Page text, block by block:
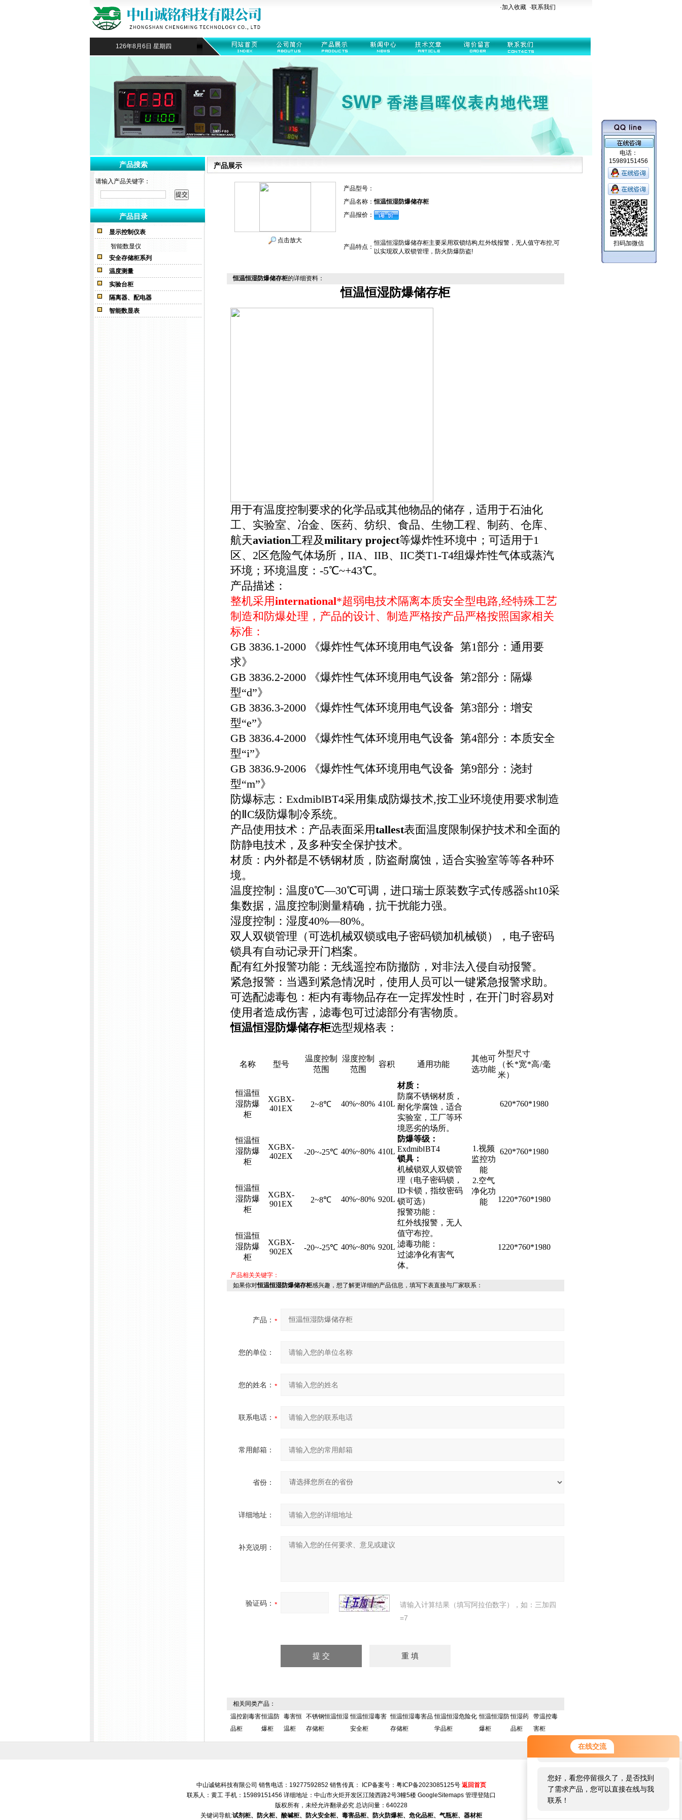
在线交流
您好！欢迎前来咨询，很高兴为您
服务，请问您要咨询什么问题呢？
您好，看您停留很久了，是否找到
了需求产品，您可以直接在线与我
联系！
·加入收藏 ·联系我们
126年8月6日 星期四
产品搜索
请输入产品关键字：
产品目录
显示控制仪表
智能数显仪
安全存储柜系列
温度测量
实验台柜
隔离器、配电器
智能数显表
产品展示
点击放大
产品型号：
产品名称：恒温恒湿防爆储存柜
产品报价：
产品特点：
恒温恒湿防爆储存柜主要采用双锁结构,红外线报警，无人值守布控,可
以实现双人双锁管理，防火防爆防盗!
恒温恒湿防爆储存柜的详细资料：
恒温恒湿防爆储存柜
用于有温度控制要求的化学品或其他物品的储存，适用于石油化
工、实验室、冶金、医药、纺织、食品、生物工程、制药、仓库、
航天aviation工程及military project等爆炸性环境中；可适用于1
区、2区危险气体场所，IIA、IIB、IIC类T1-T4组爆炸性气体或蒸汽
环境；环境温度：-5℃~+43℃。
产品描述：
整机采用international*超弱电技术隔离本质安全型电路,经特殊工艺
制造和防爆处理，产品的设计、制造严格按产品严格按照国家相关
标准：
GB 3836.1-2000 《爆炸性气体环境用电气设备 第1部分：通用要
求》
GB 3836.2-2000 《爆炸性气体环境用电气设备 第2部分：隔爆
型“d”》
GB 3836.3-2000 《爆炸性气体环境用电气设备 第3部分：增安
型“e”》
GB 3836.4-2000 《爆炸性气体环境用电气设备 第4部分：本质安全
型“i”》
GB 3836.9-2006 《爆炸性气体环境用电气设备 第9部分：浇封
型“m”》
防爆标志：Exdmib‖BT4采用集成防爆技术,按工业环境使用要求制造
的ⅡC级防爆制冷系统。
产品使用技术：产品表面采用tallest表面温度限制保护技术和全面的
防静电技术，及多种安全保护技术。
材质：内外都是不锈钢材质，防盗耐腐蚀，适合实验室等等各种环
境。
温度控制：温度0℃—30℃可调，进口瑞士原装数字式传感器sht10采
集数据，温度控制测量精确，抗干扰能力强。
湿度控制：湿度40%—80%。
双人双锁管理（可选机械双锁或电子密码锁加机械锁），电子密码
锁具有自动记录开门档案。
配有红外报警功能：无线遥控布防撤防，对非法入侵自动报警。
紧急报警：当遇到紧急情况时，使用人员可以一键紧急报警求助。
可选配滤毒包：柜内有毒物品存在一定挥发性时，在开门时容易对
使用者造成伤害，滤毒包可过滤部分有害物质。
恒温恒湿防爆储存柜选型规格表：
名称 型号
温度控制
范围
湿度控制
范围
容积 通用功能
其他可
选功能
外型尺寸
（长*宽*高/毫
米）
恒温恒
湿防爆
柜
XGBX-
401EX
2~8℃ 40%~80% 410L
材质：
防腐不锈钢材质，
耐化学腐蚀，适合
实验室，工厂等环
境恶劣的场所。
防爆等级：
Exdmib‖BT4
锁具：
机械锁双人双锁管
理（电子密码锁，
ID卡锁，指纹密码
锁可选）
报警功能：
红外线报警，无人
值守布控。
滤毒功能：
过滤净化有害气
体。
1.视频
监控功
能
2.空气
净化功
能
620*760*1980
恒温恒
湿防爆
柜
XGBX-
402EX
-20~-25℃ 40%~80% 410L 620*760*1980
恒温恒
湿防爆
柜
XGBX-
901EX
2~8℃ 40%~80% 920L 1220*760*1980
恒温恒
湿防爆
柜
XGBX-
902EX
-20~-25℃ 40%~80% 920L 1220*760*1980
产品相关关键字：
如果你对恒温恒湿防爆储存柜感兴趣，想了解更详细的产品信息，填写下表直接与厂家联系：
产品：
您的单位：
您的姓名：
联系电话：
常用邮箱：
省份：
详细地址：
补充说明：
验证码：
请输入计算结果（填写阿拉伯数字），如：三加四
=7
相关同类产品：
温控剧毒害
品柜
恒温防
爆柜
毒害恒
温柜
不锈钢恒温恒湿
存储柜
恒温恒湿毒害
安全柜
恒温恒湿毒害品
存储柜
恒温恒湿危险化
学品柜
恒温恒湿防
爆柜
恒湿药
品柜
带温控毒
害柜
中山诚铭科技有限公司 销售电话：19277592852 销售传真： ICP备案号： 粤ICP备2023085125号 返回首页
联系人：黄工 手机：15989151456 详细地址：中山市火炬开发区江陵西路2号3幢5楼 GoogleSitemaps 管理登陆口
版权所有，未经允许翻录必究总访问量：640228
关键词导航:试剂柜、防火柜、酸碱柜、防火安全柜、毒害品柜、防火防爆柜、危化品柜、气瓶柜、器材柜
电话：
15989151456
扫码加微信